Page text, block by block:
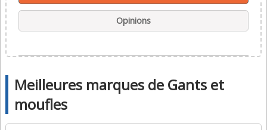
Opinions
Meilleures marques de Gants et
moufles